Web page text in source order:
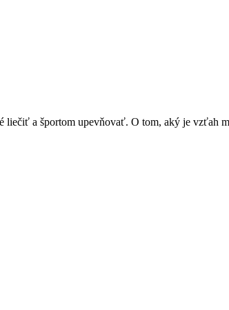
liečiť a športom upevňovať. O tom, aký je vzťah